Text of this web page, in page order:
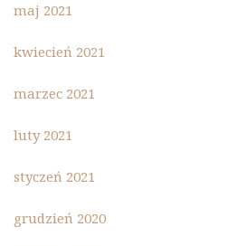
maj 2021
kwiecień 2021
marzec 2021
luty 2021
styczeń 2021
grudzień 2020